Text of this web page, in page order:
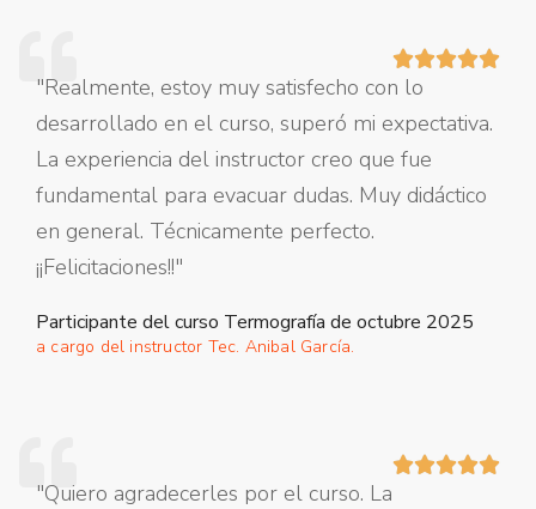

"Realmente, estoy muy satisfecho con lo
desarrollado en el curso, superó mi expectativa.
La experiencia del instructor creo que fue
fundamental para evacuar dudas. Muy didáctico
en general. Técnicamente perfecto.
¡¡Felicitaciones!!"
Participante del curso Termografía de octubre 2025
a cargo del instructor Tec. Anibal García.

"Quiero agradecerles por el curso. La